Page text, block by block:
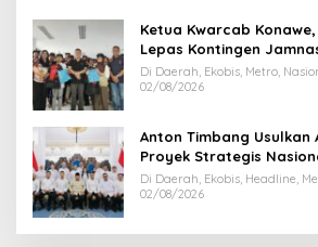
Ketua Kwarcab
Lepas Kontingen
Di Daerah, Ekobis, Metro,
02/08/2026
Anton Timbang
Proyek Strategis
Di Daerah, Ekobis, Headline,
02/08/2026